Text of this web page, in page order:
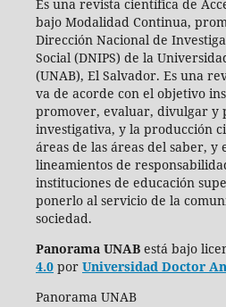
Es una revista científica de
bajo Modalidad Continua,
Dirección Nacional de
Social (DNIPS) de la
(UNAB), El Salvador. Es una
va de acorde con el objetivo
promover, evaluar, divulgar y
investigativa, y la producción
áreas de las áreas del saber, y
lineamientos de
instituciones de educación
ponerlo al servicio de la
sociedad.
Panorama UNAB está bajo
4.0por Universidad Doctor
Panorama UNAB